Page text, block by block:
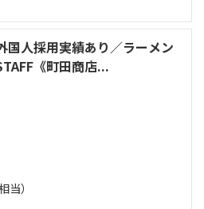
国人採用実績あり／ラーメン
《町田商店...
）